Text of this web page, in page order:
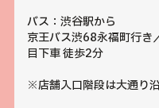
バス：渋谷駅から
京王バス渋68永福町行き
目下車 徒歩2分
※店舗入口階段は大通り